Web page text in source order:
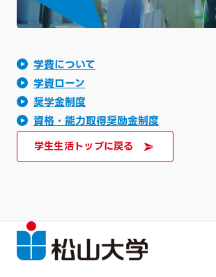
学費について
学資ローン
奨学金制度
資格・能力取得奨励金制度
学生生活トップに戻る